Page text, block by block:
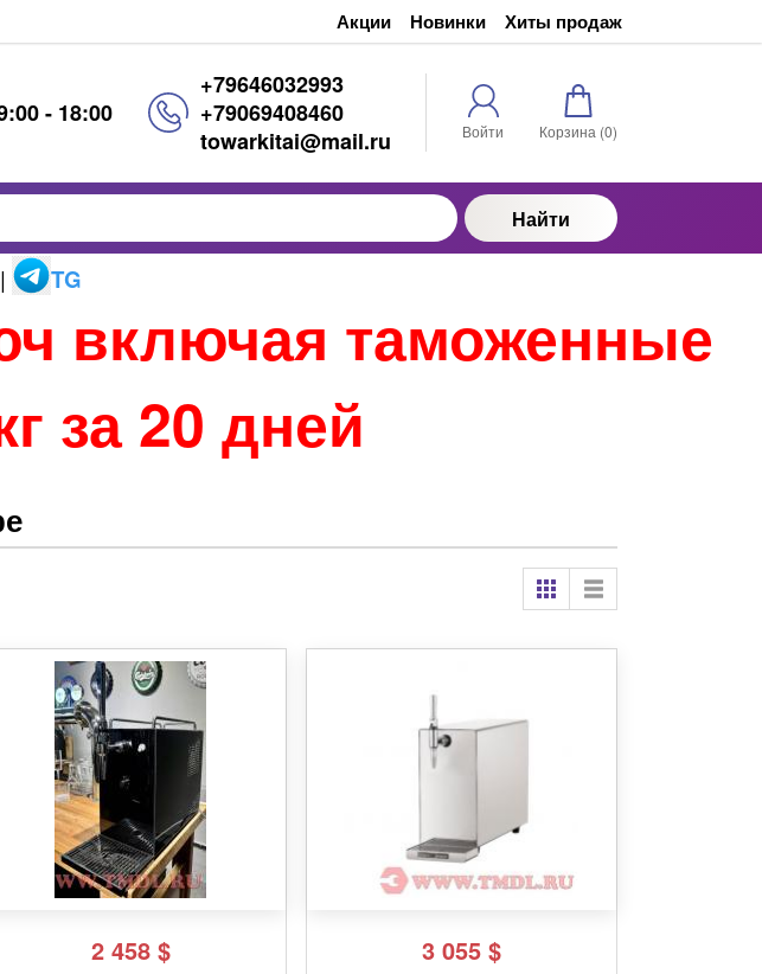
Акции Новинки Хиты продаж
- 18:00
+79646032993
+79069408460
towarkitai@mail.ru
Войти Корзина (0)
Найти
| TG
включая таможенные
за 20 дней
2 458 $ 3 055 $